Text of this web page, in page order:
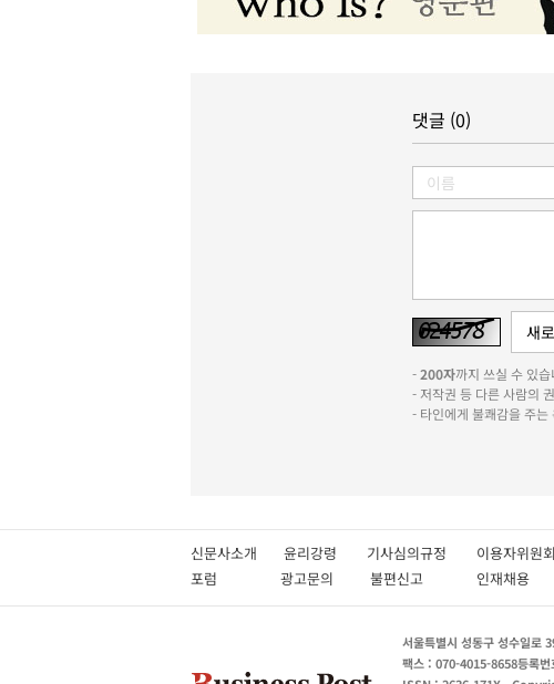
댓글 (0)
-200자까지 쓰실 수 있
- 저작권 등 다른 사람의
- 타인에게 불쾌감을 주는
신문사소개 윤리강령 기사심의규정 이용자위
포럼
광고문의 불편신고 인재채용
서울특별시 성동구 성수일로
팩스 : 070-4015-8658등록